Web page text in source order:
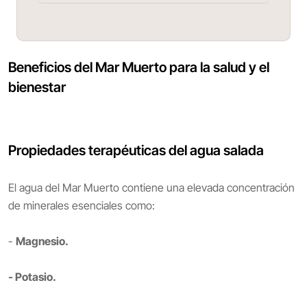
Beneficios del Mar Muerto para la salud y el
bienestar
Propiedades terapéuticas del agua salada
El agua del Mar Muerto contiene una elevada concentración
de minerales esenciales como:
- Magnesio.
- Potasio.